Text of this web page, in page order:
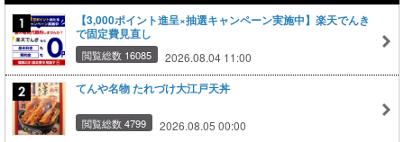
【3,000ポイント進呈×抽選キャンペーン実施中】楽天でんき
で固定費見直し
閲覧総数 16085 2026.08.04 11:00
てんや名物 たれづけ大江戸天丼
閲覧総数 4799 2026.08.05 00:00